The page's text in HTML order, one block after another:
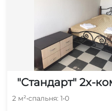
"Стандарт" 2х-
2 м²•спальня: 1•0